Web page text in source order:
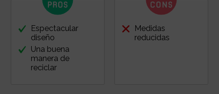
Espectacular
diseño
Una buena
manera de
reciclar
Medidas
reducidas